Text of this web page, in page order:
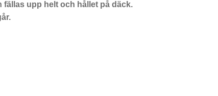
upp helt och hållet på däck.